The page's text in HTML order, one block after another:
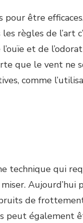
pour être
règles de l’art
et de
que le vent ne
comme
technique qui
Aujourd’hui
de
peut également